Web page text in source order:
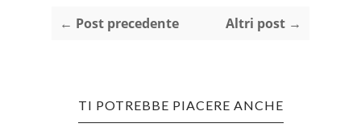
← Post precedente Altri post →
TI POTREBBE PIACERE ANCHE